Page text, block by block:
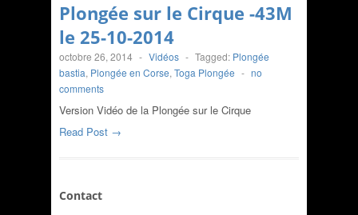
Plongée sur le Cirque -43M
le 25-10-2014
octobre 26, 2014 - Vidéos - Tagged: Plongée
bastia, Plongée en Corse, Toga Plongée - no
comments
Version Vidéo de la Plongée sur le Cirque
Read Post →
Contact